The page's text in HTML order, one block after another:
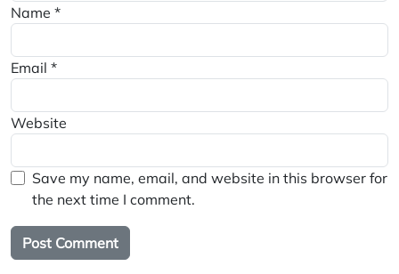
Name *
Email *
Website
Save my name, email, and website in this browser for
the next time I comment.